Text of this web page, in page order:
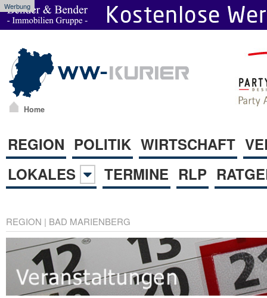
Werbung
Home
REGION POLITIK WIRTSCHAFT
LOKALES
TERMINE RLP
REGION | BAD MARIENBERG